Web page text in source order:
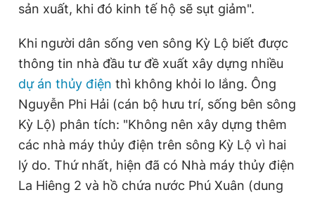
sản xuất, khi đó kinh tế hộ sẽ sụt giảm".
Khi người dân sống ven sông Kỳ Lộ biết được
thông tin nhà đầu tư đề xuất xây dựng nhiều
dự án thủy điện thì không khỏi lo lắng. Ông
Nguyễn Phi Hải (cán bộ hưu trí, sống bên sông
Kỳ Lộ) phân tích: "Không nên xây dựng thêm
các nhà máy thủy điện trên sông Kỳ Lộ vì hai
lý do. Thứ nhất, hiện đã có Nhà máy thủy điện
La Hiêng 2 và hồ chứa nước Phú Xuân (dung